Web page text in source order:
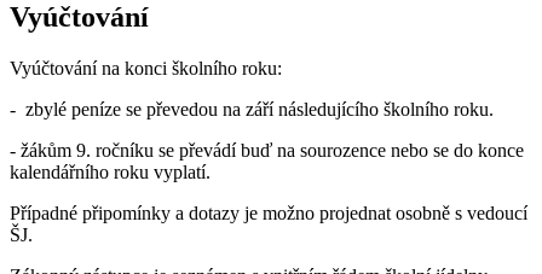
Vyúčtování
Vyúčtování na konci školního roku:
- zbylé peníze se převedou na září následujícího školního roku.
- žákům 9. ročníku se převádí buď na sourozence nebo se do konce
kalendářního roku vyplatí.
Případné připomínky a dotazy je možno projednat osobně s vedoucí
ŠJ.